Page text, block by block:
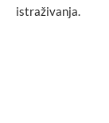
istraživanja.